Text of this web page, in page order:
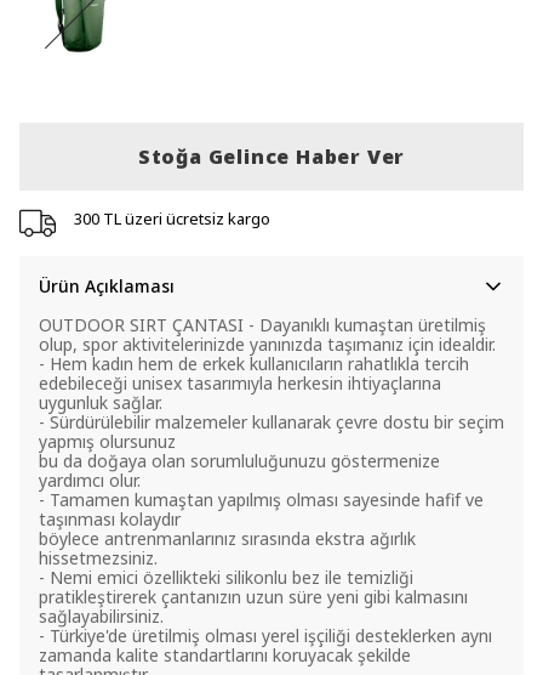
Stoğa Gelince Haber Ver
300 TL üzeri ücretsiz kargo
Ürün Açıklaması
OUTDOOR SIRT ÇANTASI - Dayanıklı kumaştan üretilmiş
olup, spor aktivitelerinizde yanınızda taşımanız için idealdir.
- Hem kadın hem de erkek kullanıcıların rahatlıkla tercih
edebileceği unisex tasarımıyla herkesin ihtiyaçlarına
uygunluk sağlar.
- Sürdürülebilir malzemeler kullanarak çevre dostu bir seçim
yapmış olursunuz
bu da doğaya olan sorumluluğunuzu göstermenize
yardımcı olur.
- Tamamen kumaştan yapılmış olması sayesinde hafif ve
taşınması kolaydır
böylece antrenmanlarınız sırasında ekstra ağırlık
hissetmezsiniz.
- Nemi emici özellikteki silikonlu bez ile temizliği
pratikleştirerek çantanızın uzun süre yeni gibi kalmasını
sağlayabilirsiniz.
- Türkiye'de üretilmiş olması yerel işçiliği desteklerken aynı
zamanda kalite standartlarını koruyacak şekilde